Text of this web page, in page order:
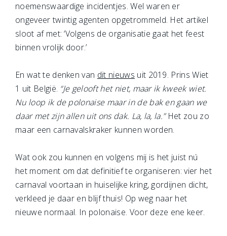
noemenswaardige incidentjes. Wel waren er
ongeveer twintig agenten opgetrommeld. Het artikel
sloot af met: ‘Volgens de organisatie gaat het feest
binnen vrolijk door.’
En wat te denken van dit nieuws uit 2019. Prins Wiet
1 uit België. “Je gelooft het niet, maar ik kweek wiet.
Nu loop ik de polonaise maar in de bak en gaan we
daar met zijn allen uit ons dak. La, la, la.”Het zou zo
maar een carnavalskraker kunnen worden.
Wat ook zou kunnen en volgens mij is het juist nú
het moment om dat definitief te organiseren: vier het
carnaval voortaan in huiselijke kring, gordijnen dicht,
verkleed je daar en blijf thuis! Op weg naar het
nieuwe normaal. In polonaise. Voor deze ene keer.